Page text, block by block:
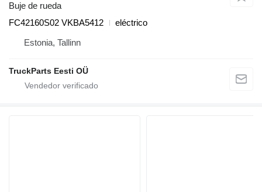
Buje de rueda
FC42160S02 VKBA5412
eléctrico
Estonia, Tallinn
TruckParts Eesti OÜ